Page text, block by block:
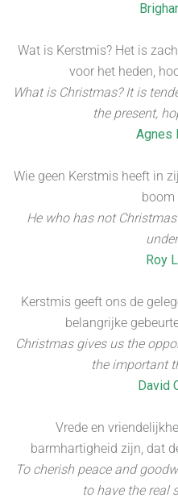
Wat is Kerstmis? Het is
voor het heden,
What is Christmas? It is
the present,
Agnes
Wie geen Kerstmis heeft in
boom
He who has not
Roy
Kerstmis geeft ons de
belangrijke
Christmas gives us the
the important
David
Vrede en
barmhartigheid zijn, dat
To cherish peace and
to have the real